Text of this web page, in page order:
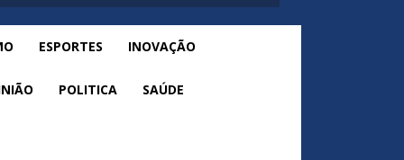
ESPORTES INOVAÇÃO
POLITICA SAÚDE